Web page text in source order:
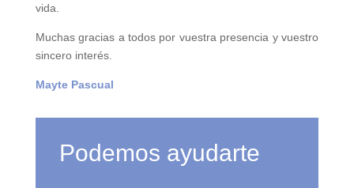
vida.
Muchas gracias a todos por vuestra presencia y vuestro
sincero interés.
Mayte Pascual
Podemos ayudarte